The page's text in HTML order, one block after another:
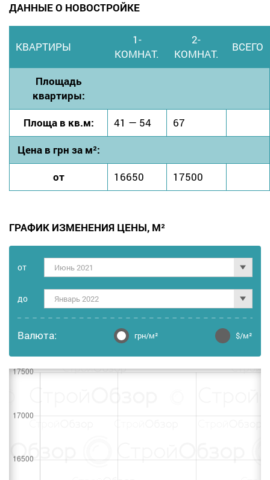
ДАННЫЕ О НОВОСТРОЙКЕ
КВАРТИРЫ
1-
КОМНАТ.
2-
КОМНАТ.
ВСЕГО
Площадь
квартиры:
Площа в кв.м:
41 — 54
67
Цена в грн за м²:
от
16650 17500
ГРАФИК ИЗМЕНЕНИЯ ЦЕНЫ, М²
от Июнь 2021
дo Январь 2022
Валюта: грн/м² $/м²